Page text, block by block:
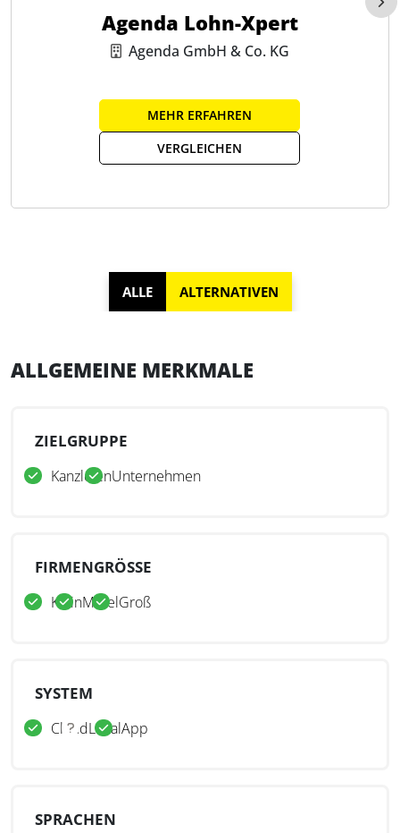
Agenda Lohn-Xpert
Agenda GmbH & Co. KG
MEHR ERFAHREN
VERGLEICHEN
ALLGEMEINE MERKMALE
ZIELGRUPPE
KanzleienUnternehmen
FIRMENGRÖSSE
KleinMittelGroß
SYSTEM
CloudLokalApp
SPRACHEN